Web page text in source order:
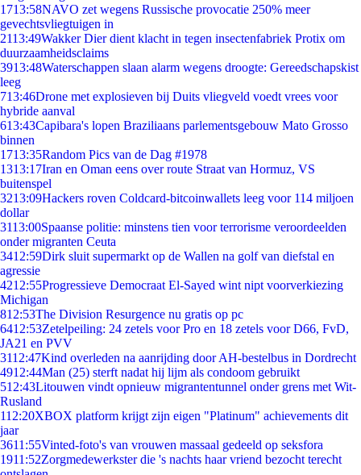
1713:58NAVO zet wegens Russische provocatie 250% meer
gevechtsvliegtuigen in
2113:49Wakker Dier dient klacht in tegen insectenfabriek Protix om
duurzaamheidsclaims
3913:48Waterschappen slaan alarm wegens droogte: Gereedschapskist
leeg
713:46Drone met explosieven bij Duits vliegveld voedt vrees voor
hybride aanval
613:43Capibara's lopen Braziliaans parlementsgebouw Mato Grosso
binnen
1713:35Random Pics van de Dag #1978
1313:17Iran en Oman eens over route Straat van Hormuz, VS
buitenspel
3213:09Hackers roven Coldcard-bitcoinwallets leeg voor 114 miljoen
dollar
3113:00Spaanse politie: minstens tien voor terrorisme veroordeelden
onder migranten Ceuta
3412:59Dirk sluit supermarkt op de Wallen na golf van diefstal en
agressie
4212:55Progressieve Democraat El-Sayed wint nipt voorverkiezing
Michigan
812:53The Division Resurgence nu gratis op pc
6412:53Zetelpeiling: 24 zetels voor Pro en 18 zetels voor D66, FvD,
JA21 en PVV
3112:47Kind overleden na aanrijding door AH-bestelbus in Dordrecht
4912:44Man (25) sterft nadat hij lijm als condoom gebruikt
512:43Litouwen vindt opnieuw migrantentunnel onder grens met Wit-
Rusland
112:20XBOX platform krijgt zijn eigen "Platinum" achievements dit
jaar
3611:55Vinted-foto's van vrouwen massaal gedeeld op seksfora
1911:52Zorgmedewerkster die 's nachts haar vriend bezocht terecht